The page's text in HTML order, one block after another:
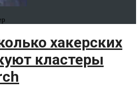
хакерских
кластеры